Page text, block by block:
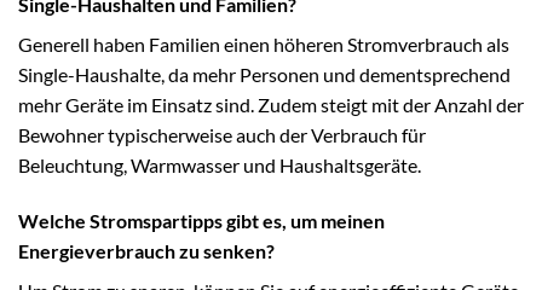
Generell haben Familien einen höheren Stromverbrauch als
Single-Haushalte, da mehr Personen und dementsprechend
mehr Geräte im Einsatz sind. Zudem steigt mit der Anzahl der
Bewohner typischerweise auch der Verbrauch für
Beleuchtung, Warmwasser und Haushaltsgeräte.
Welche Stromspartipps gibt es, um meinen
Energieverbrauch zu senken?